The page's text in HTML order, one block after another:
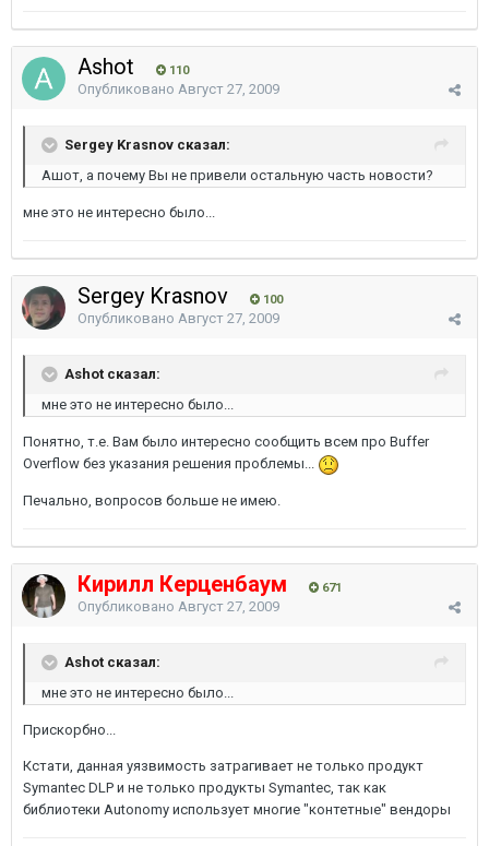
Ashot 110
Опубликовано Август 27, 2009
Sergey Krasnov сказал:
Ашот, а почему Вы не привели остальную часть новости?
мне это не интересно было...
Sergey Krasnov 100
Опубликовано Август 27, 2009
Ashot сказал:
мне это не интересно было...
Понятно, т.е. Вам было интересно сообщить всем про Buffer
Overflow без указания решения проблемы...
Печально, вопросов больше не имею.
Кирилл Керценбаум 671
Опубликовано Август 27, 2009
Ashot сказал:
мне это не интересно было...
Прискорбно...
Кстати, данная уязвимость затрагивает не только продукт
Symantec DLP и не только продукты Symantec, так как
библиотеки Autonomy использует многие "контетные" вендоры